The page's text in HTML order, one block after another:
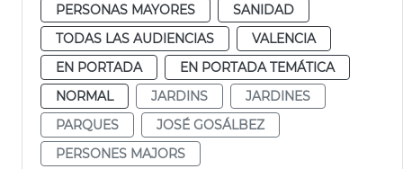
PERSONAS MAYORES
SANIDAD
TODAS LAS AUDIENCIAS
VALENCIA
EN PORTADA
EN PORTADA TEMÁTICA
NORMAL
JARDINS
JARDINES
PARQUES
JOSÉ GOSÁLBEZ
PERSONES MAJORS